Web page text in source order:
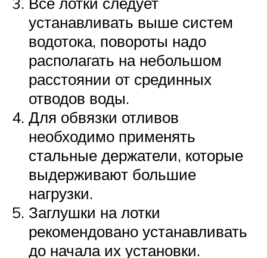
устанавливать выше систем
водотока, повороты надо
располагать на небольшом
расстоянии от срединных
отводов воды.
Для обвязки отливов
необходимо применять
стальные держатели, которые
выдерживают большие
нагрузки.
Заглушки на лотки
рекомендовано устанавливать
до начала их установки.